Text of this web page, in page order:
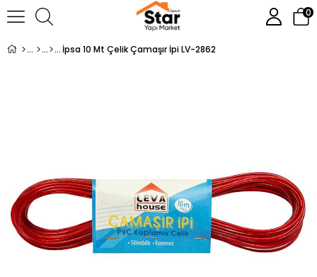
0
İpsa 10 Mt Çelik Çamaşır İpi LV-2862